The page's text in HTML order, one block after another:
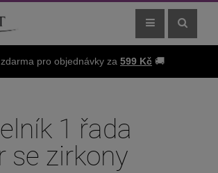
pro objednávky za 599 Kč 🚚
1 řada
se zirkony